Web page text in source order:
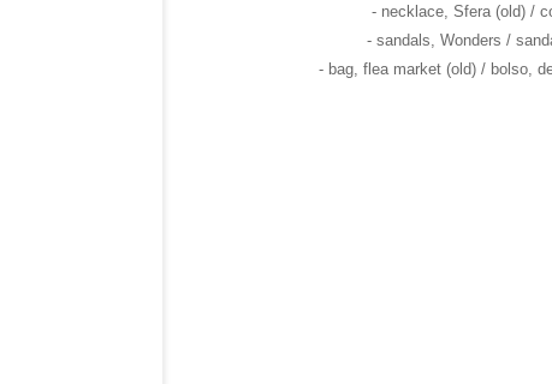
- necklace, Sfera (old) /
- sandals, Wonders /
- bag, flea market (old) / bolso,